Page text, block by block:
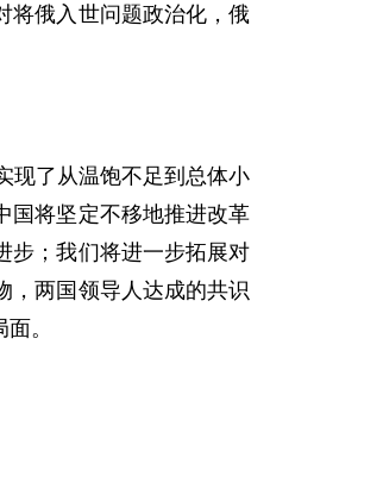
将俄入世问题政治化，俄
了从温饱不足到总体小
国将坚定不移地推进改革
步；我们将进一步拓展对
，两国领导人达成的共识
。